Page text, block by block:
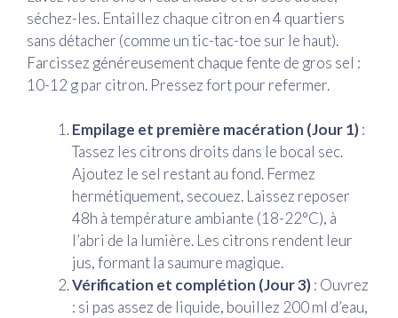
séchez-les. Entaillez chaque citron en 4 quartiers
sans détacher (comme un tic-tac-toe sur le haut).
Farcissez généreusement chaque fente de gros sel :
10-12 g par citron. Pressez fort pour refermer.
Empilage et première macération (Jour 1):
Tassez les citrons droits dans le bocal sec.
Ajoutez le sel restant au fond. Fermez
hermétiquement, secouez. Laissez reposer
48h à température ambiante (18-22°C), à
l’abri de la lumière. Les citrons rendent leur
jus, formant la saumure magique.
Vérification et complétion (Jour 3): Ouvrez
: si pas assez de liquide, bouillez 200 ml d’eau,